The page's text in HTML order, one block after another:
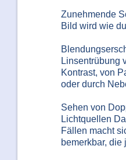
Zunehmende
Bild wird wie
Linsentrübung
Kontrast, von
oder durch
Sehen von
Lichtquellen
Fällen macht
bemerkbar, die